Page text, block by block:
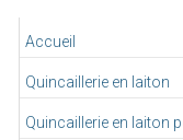
Accueil
Quincaillerie en laiton
Quincaillerie en laiton